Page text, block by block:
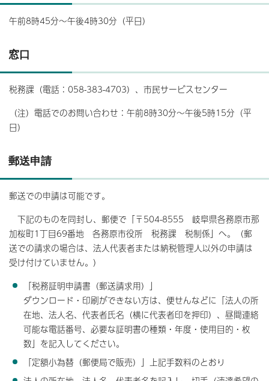
午前8時45分～午後4時30分（平日）
窓口
税務課（電話：058-383-4703）、市民サービスセンター
（注）電話でのお問い合わせ：午前8時30分～午後5時15分（平
日）
郵送申請
郵送での申請は可能です。
下記のものを同封し、郵便で「〒504-8555 岐阜県各務原市那
加桜町1丁目69番地 各務原市役所 税務課 税制係」へ。（郵
送での請求の場合は、法人代表者または納税管理人以外の申請は
受け付けていません。）
「税務証明申請書（郵送請求用）」
ダウンロード・印刷ができない方は、便せんなどに「法人の所
在地、法人名、代表者氏名（横に代表者印を押印）、昼間連絡
可能な電話番号、必要な証明書の種類・年度・使用目的・枚
数」を記入してください。
「定額小為替（郵便局で販売）」上記手数料のとおり